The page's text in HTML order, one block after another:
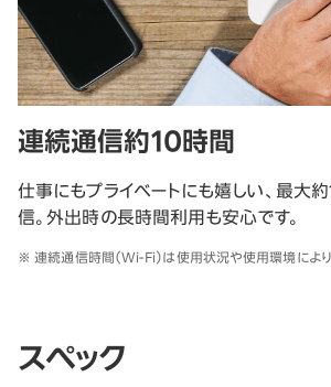
連続通信約10時間
仕事にもプライベートにも嬉しい、最大
信。外出時の長時間利用も安心です。
※ 連続通信時間（Wi-Fi）は使用状況や使用環境により
スペック